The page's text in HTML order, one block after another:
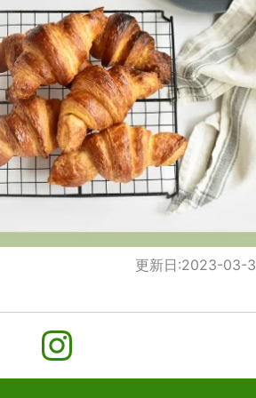
更新日:2023-03-